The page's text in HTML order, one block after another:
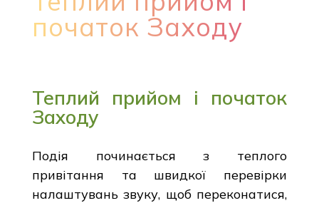
початок Заходу
Теплий прийом і початок
Заходу
Подія починається з теплого
привітання та швидкої перевірки
налаштувань звуку, щоб переконатися,